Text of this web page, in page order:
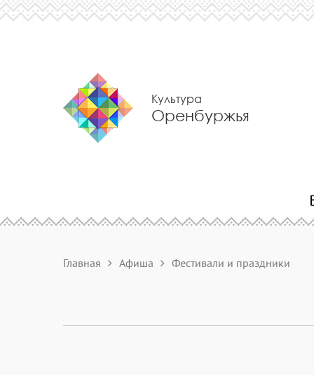
Культура
Оренбуржья
Главная Афиша Фестивали и праздники